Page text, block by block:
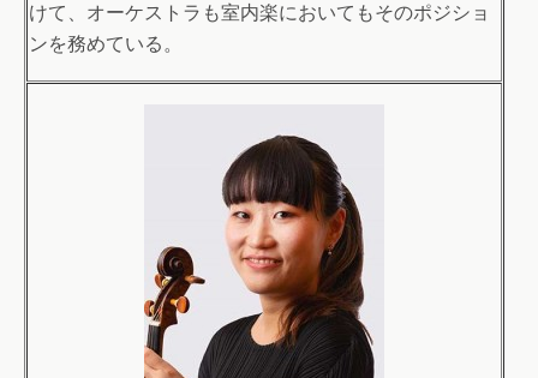
けて、オーケストラも室内楽においてもそのポジショ
ンを務めている。